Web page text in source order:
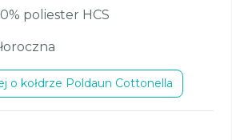
poliester HCS
o kołdrze Poldaun Cottonella